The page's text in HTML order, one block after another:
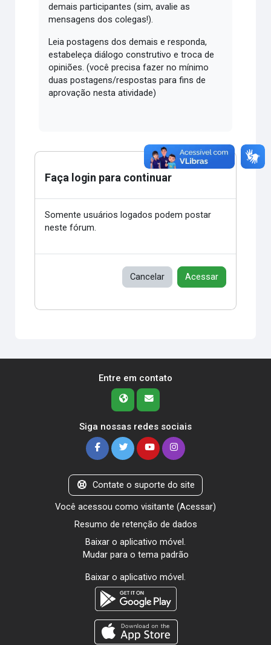
demais participantes (sim, avalie as
mensagens dos colegas!).
Leia postagens dos demais e responda,
estabeleça diálogo construtivo e troca de
opiniões. (você precisa fazer no mínimo
duas postagens/respostas para fins de
aprovação nesta atividade)
Faça login para continuar
Somente usuários logados podem postar
neste fórum.
Cancelar Acessar
Entre em contato
Siga nossas redes sociais
Contate o suporte do site
Você acessou como visitante (Acessar)
Resumo de retenção de dados
Baixar o aplicativo móvel.
Mudar para o tema padrão
Baixar o aplicativo móvel.